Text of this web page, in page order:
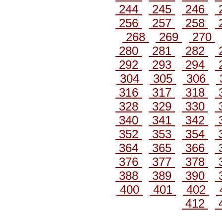
244
245 246
256
257 258
268
269
270
280
281 282
292
293 294
304
305 306
316
317 318
328
329 330
340
341 342
352
353 354
364
365 366
376
377 378
388
389 390
400
401 402
412